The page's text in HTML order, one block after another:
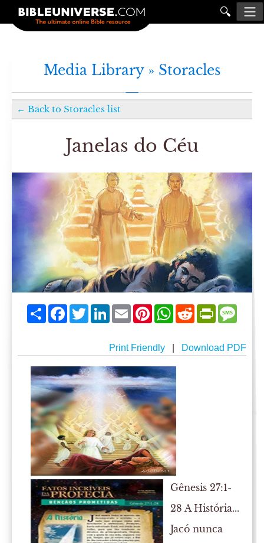
🔍
Media Library » Storacles
← Back to Storacles list
Janelas do Céu
ShareFacebookTwitterLinkedIn
EmailPinterestWhatsApp
Reddit
Print Friendly| Download PDF
Gênesis 27:1-
28 A História...
Jacó nunca